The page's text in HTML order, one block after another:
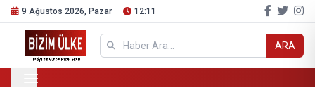
9 Ağustos 2026, Pazar 12:11
ARA